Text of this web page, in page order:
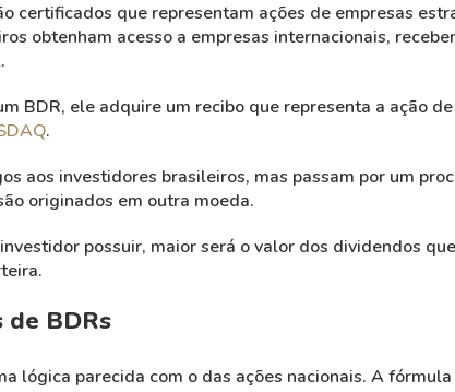
certificados que representam ações de empresas
obtenham acesso a empresas internacionais,
BDR, ele adquire um recibo que representa a ação
.
aos investidores brasileiros, mas passam por um
originados em outra moeda.
possuir, maior será o valor dos dividendos
de BDRs
lógica parecida com o das ações nacionais. A fórmula